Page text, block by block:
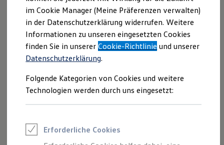
Aktuelle Angebote
E-Auto-Förderung
Volkswagen Marktplatz
Die ENERGY Sondermodelle
Junge Gebrauchtwagen und Gebrauchtwagen
Volkswagen Zertifizierte Gebrauchtwagen
Elektromobilität bei Gebrauchtwagen
Saisonangebote
Reifenpakete
Leasing
Leasing-Angebote
Elektroauto Leasing
Kleinwagen-Leasing
Touareg
Die Babyschale bietet hohen Komfort für die kleinsten
Mitfahrer ab der Geburt bis zu 15 Monaten. Sie lässt sich auf
der Basisstation um 90° drehen, so können Sie Ihr Kind
bequem hineinsetzen. Sie wollen mehr zum Thema
Kindersitze erfahren? Schauen Sie gern bei unserer Seite
Wenn Sie sich für die Produkte interessieren, fragen Sie
im Cookie Manager (Meine Präferenzen verwalten)
in der Datenschutzerklärung widerrufen. Weitere
Informationen zu unseren eingesetzten Cookies
finden Sie in unsererCookie-Richtlinie und unserer
Datenschutzerklärung.
Folgende Kategorien von Cookies und weitere
Technologien werden durch uns eingesetzt:
Erforderliche Cookies